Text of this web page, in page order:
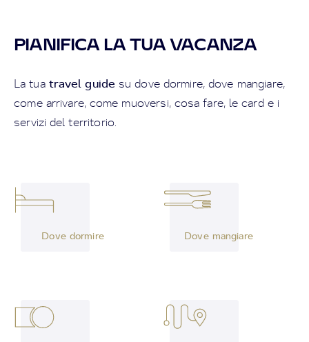
PIANIFICA LA TUA VACANZA
La tua travel guide su dove dormire, dove mangiare,
come arrivare, come muoversi, cosa fare, le card e i
servizi del territorio.
Dove dormire Dove mangiare